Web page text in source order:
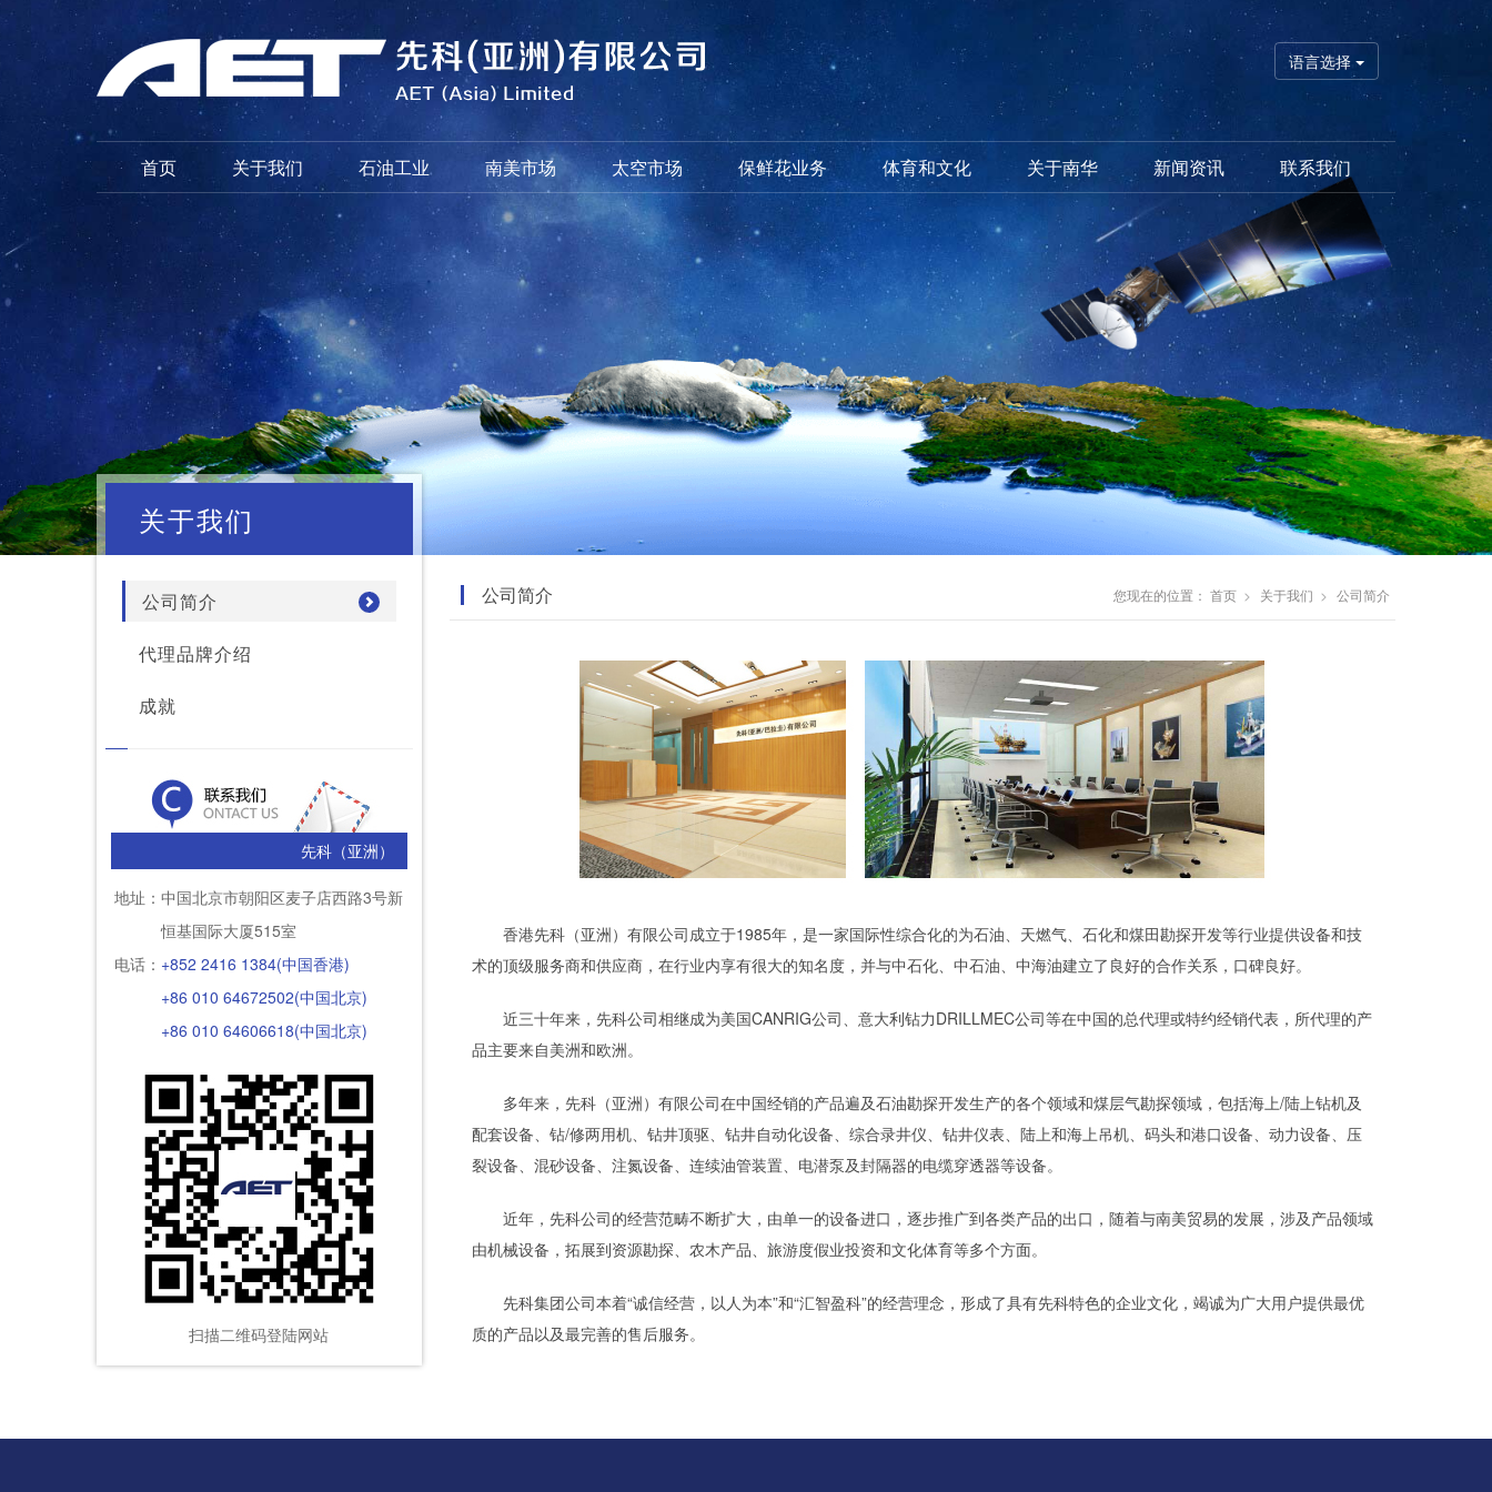
语言选择
首页 关于我们 石油工业 南美市场 太空市场 保鲜花业务 体育和文化 关于南华 新闻资讯 联系我们
关于我们
公司简介
代理品牌介绍
成就
先科（亚洲）
地址： 中国北京市朝阳区麦子店西路3号新
恒基国际大厦515室
电话： +852 2416 1384(中国香港)
+86 010 64672502(中国北京)
+86 010 64606618(中国北京)
扫描二维码登陆网站
您现在的位置： 首页 关于我们 公司简介
公司简介
香港先科（亚洲）有限公司成立于1985年，是一家国际性综合化的为石油、天燃气、石化和煤田勘探开发等行业提供设备和技
术的顶级服务商和供应商，在行业内享有很大的知名度，并与中石化、中石油、中海油建立了良好的合作关系，口碑良好。
近三十年来，先科公司相继成为美国CANRIG公司、意大利钻力DRILLMEC公司等在中国的总代理或特约经销代表，所代理的产
品主要来自美洲和欧洲。
多年来，先科（亚洲）有限公司在中国经销的产品遍及石油勘探开发生产的各个领域和煤层气勘探领域，包括海上/陆上钻机及
配套设备、钻/修两用机、钻井顶驱、钻井自动化设备、综合录井仪、钻井仪表、陆上和海上吊机、码头和港口设备、动力设备、压
裂设备、混砂设备、注氮设备、连续油管装置、电潜泵及封隔器的电缆穿透器等设备。
近年，先科公司的经营范畴不断扩大，由单一的设备进口，逐步推广到各类产品的出口，随着与南美贸易的发展，涉及产品领域
由机械设备，拓展到资源勘探、农木产品、旅游度假业投资和文化体育等多个方面。
先科集团公司本着“诚信经营，以人为本”和“汇智盈科”的经营理念，形成了具有先科特色的企业文化，竭诚为广大用户提供最优
质的产品以及最完善的售后服务。